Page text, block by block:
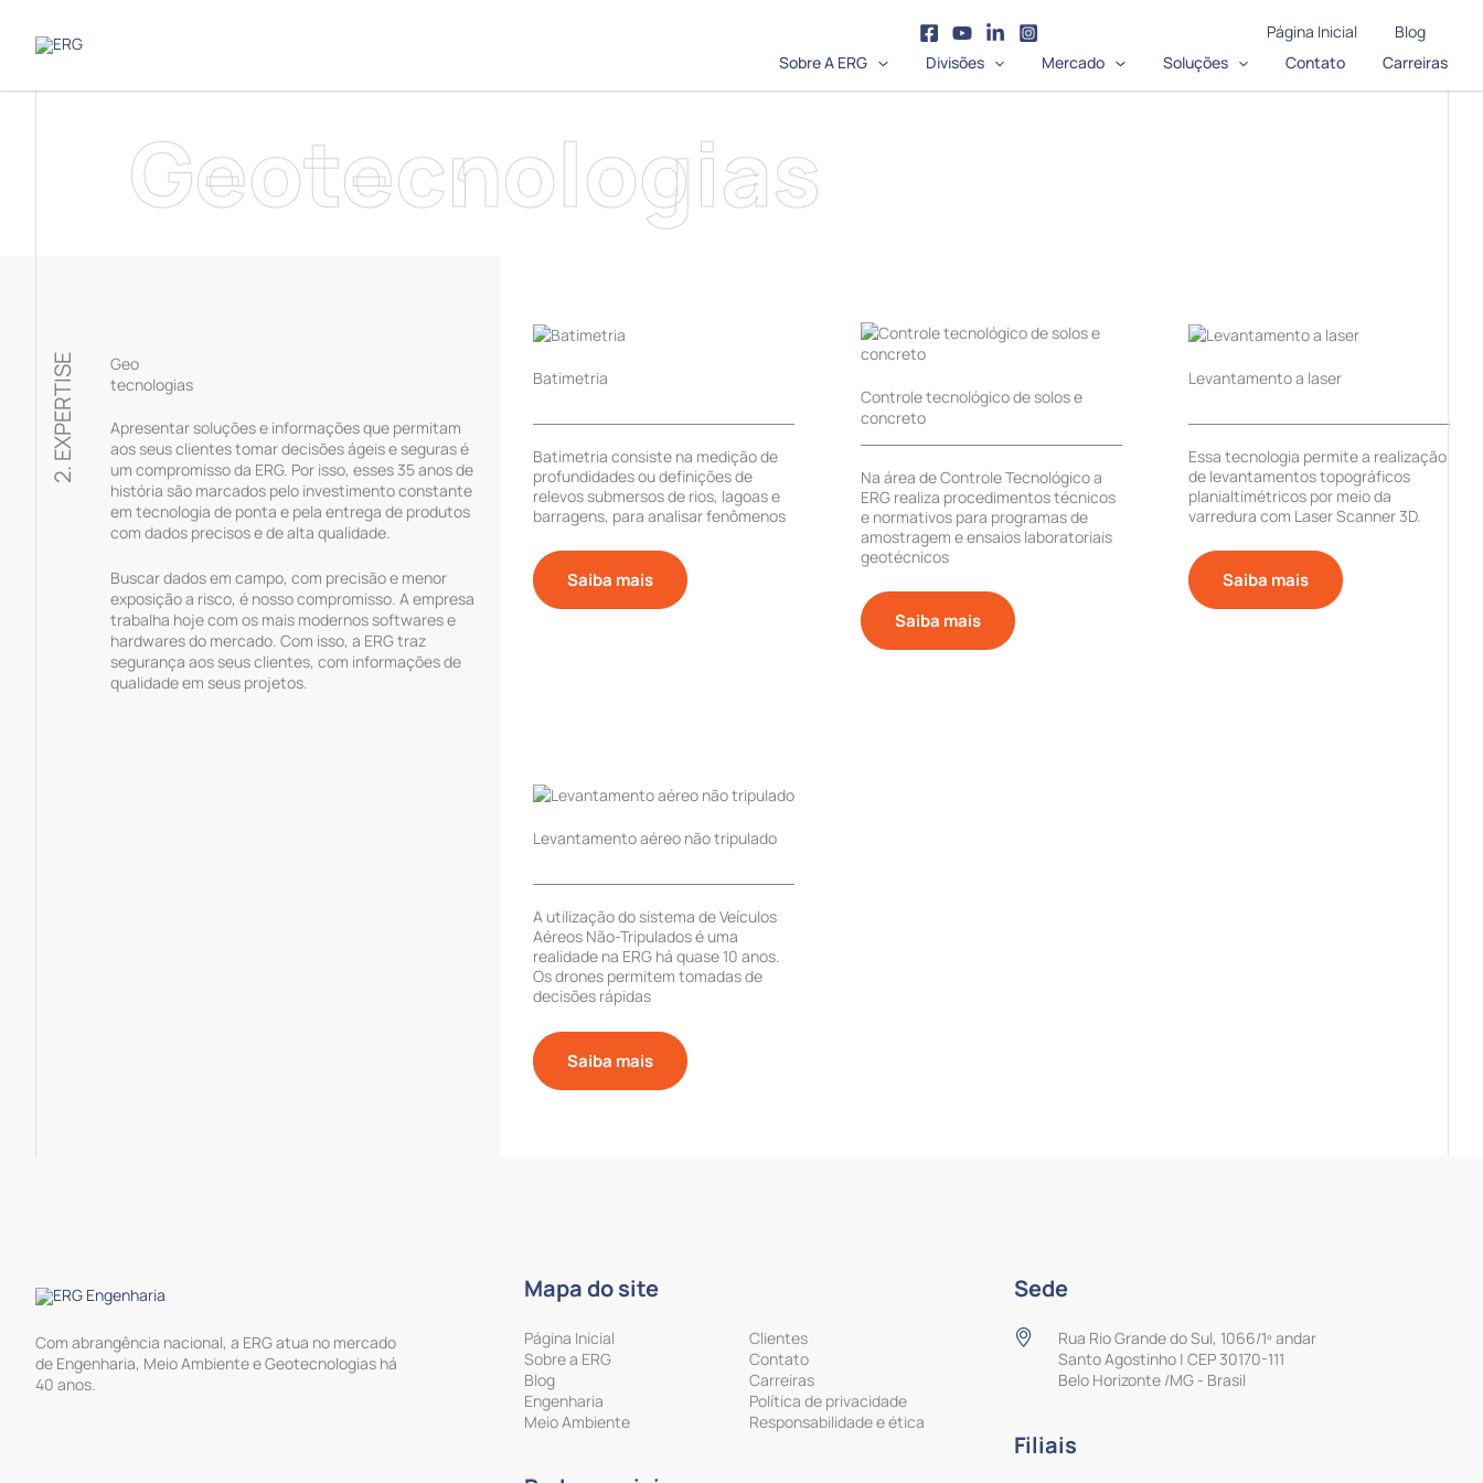
Página Inicial
Blog
Sobre A ERG
Divisões Mercado Soluções Contato Carreiras
Geotecnologias
2. EXPERTISE
Geo
tecnologias
Apresentar soluções e informações que permitam
aos seus clientes tomar decisões ágeis e seguras é
um compromisso da ERG. Por isso, esses 35 anos de
história são marcados pelo investimento constante
em tecnologia de ponta e pela entrega de produtos
com dados precisos e de alta qualidade.
Buscar dados em campo, com precisão e menor
exposição a risco, é nosso compromisso. A empresa
trabalha hoje com os mais modernos softwares e
hardwares do mercado. Com isso, a ERG traz
segurança aos seus clientes, com informações de
qualidade em seus projetos.
Batimetria
Batimetria consiste na medição de
profundidades ou definições de
relevos submersos de rios, lagoas e
barragens, para analisar fenômenos
Saiba mais
Controle tecnológico de solos e
concreto
Na área de Controle Tecnológico a
ERG realiza procedimentos técnicos
e normativos para programas de
amostragem e ensaios laboratoriais
geotécnicos
Saiba mais
Levantamento a laser
Essa tecnologia permite a realização
de levantamentos topográficos
planialtimétricos por meio da
varredura com Laser Scanner 3D.
Saiba mais
Levantamento aéreo não tripulado
A utilização do sistema de Veículos
Aéreos Não-Tripulados é uma
realidade na ERG há quase 10 anos.
Os drones permitem tomadas de
decisões rápidas
Saiba mais
Com abrangência nacional, a ERG atua no mercado
de Engenharia, Meio Ambiente e Geotecnologias há
40 anos.
Mapa do site
Página Inicial
Sobre a ERG
Blog
Engenharia
Meio Ambiente
Clientes
Contato
Carreiras
Política de privacidade
Responsabilidade e ética
Sede
Rua Rio Grande do Sul, 1066/1º andar
Santo Agostinho | CEP 30170-111
Belo Horizonte /MG - Brasil
Filiais